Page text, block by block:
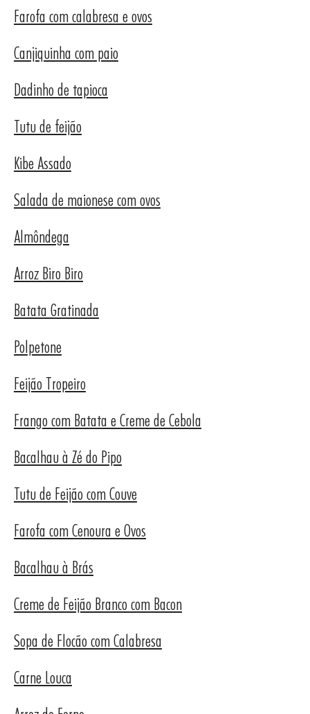
Farofa com calabresa e ovos
Canjiquinha com paio
Dadinho de tapioca
Tutu de feijão
Kibe Assado
Salada de maionese com ovos
Almôndega
Arroz Biro Biro
Batata Gratinada
Polpetone
Feijão Tropeiro
Frango com Batata e Creme de Cebola
Bacalhau à Zé do Pipo
Tutu de Feijão com Couve
Farofa com Cenoura e Ovos
Bacalhau à Brás
Creme de Feijão Branco com Bacon
Sopa de Flocão com Calabresa
Carne Louca